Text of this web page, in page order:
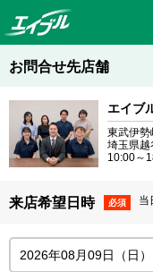
お問合せ先店舗
エイブ
東武伊勢
埼玉県
10:00～
来店希望日時 必須 当